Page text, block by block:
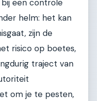
een controle
helm: het kan
zijn de
risico op boetes,
traject van
om je te pesten,